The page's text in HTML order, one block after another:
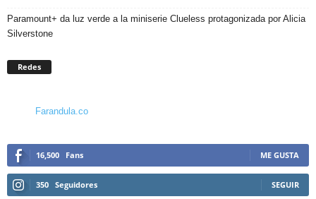
Paramount+ da luz verde a la miniserie Clueless protagonizada por Alicia
Silverstone
Redes
Farandula.co
16,500 Fans ME GUSTA
350 Seguidores SEGUIR